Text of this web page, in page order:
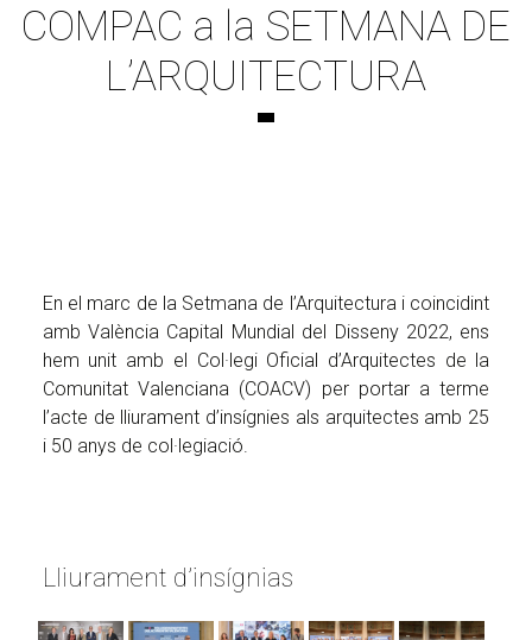
COMPAC a la SETMANA DE
L’ARQUITECTURA
En el marc de la Setmana de l’Arquitectura i coincidint
amb València Capital Mundial del Disseny 2022, ens
hem unit amb el Col·legi Oficial d’Arquitectes de la
Comunitat Valenciana (COACV) per portar a terme
l’acte de lliurament d’insígnies als arquitectes amb 25
i 50 anys de col·legiació.
Lliurament d’insígnias